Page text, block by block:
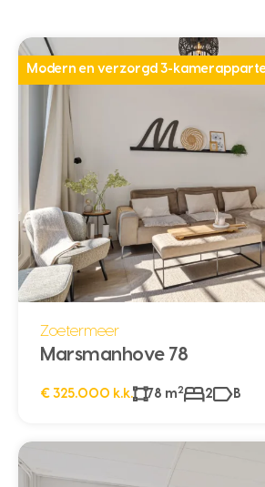
Modern en verzorgd 3-
Zoetermeer
Marsmanhove 78
€ 325.000 k.k. 78 m2 2 B